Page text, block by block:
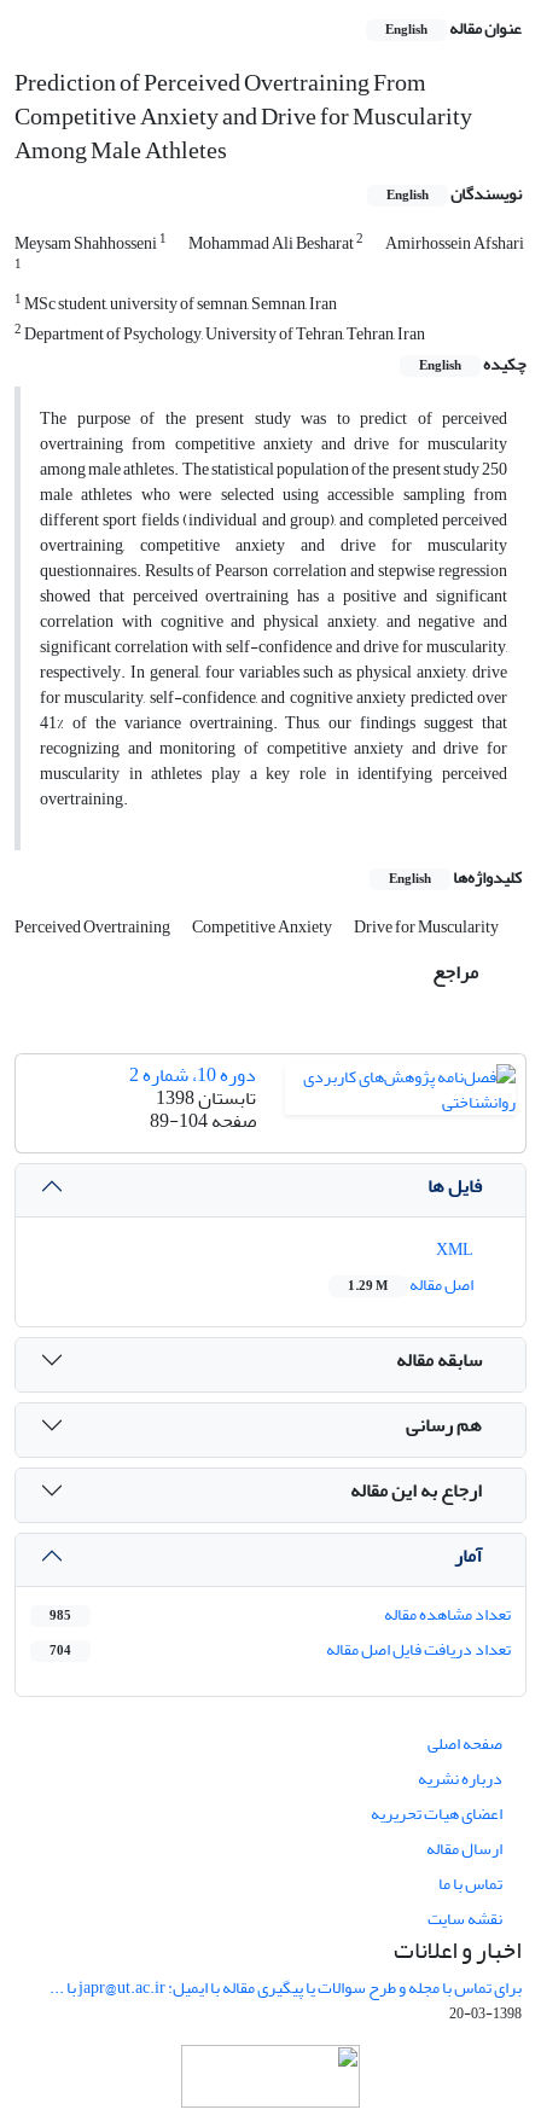
عنوان مقاله English
Prediction of Perceived Overtraining From
Competitive Anxiety and Drive for Muscularity
Among Male Athletes
نویسندگان English
Meysam Shahhosseni1 Mohammad Ali Besharat2 Amirhossein Afshari
1
1MSc student, university of semnan, Semnan, Iran
2Department of Psychology, University of Tehran, Tehran, Iran
چکیده
English
The purpose of the present study was to predict of perceived
overtraining from competitive anxiety and drive for muscularity
among male athletes. The statistical population of the present study 250
male athletes who were selected using accessible sampling from
different sport fields (individual and group), and completed perceived
overtraining, competitive anxiety and drive for muscularity
questionnaires. Results of Pearson correlation and stepwise regression
showed that perceived overtraining has a positive and significant
correlation with cognitive and physical anxiety, and negative and
significant correlation with self-confidence and drive for muscularity,
respectively. In general, four variables such as physical anxiety, drive
for muscularity, self-confidence, and cognitive anxiety predicted over
41% of the variance overtraining. Thus, our findings suggest that
recognizing and monitoring of competitive anxiety and drive for
muscularity in athletes play a key role in identifying perceived
overtraining.
کلیدواژه‌ها English
Perceived Overtraining Competitive Anxiety Drive for Muscularity
مراجع
دوره 10، شماره 2
تابستان 1398
صفحه89-104
فایل ها
اصل مقاله
1.29 M
سابقه مقاله
هم رسانی
ارجاع به این مقاله
آمار
تعداد مشاهده مقاله 985
تعداد دریافت فایل اصل مقاله 704
صفحه اصلی
درباره نشریه
اعضای هیات تحریریه
ارسال مقاله
تماس با ما
نقشه سایت
اخبار و اعلانات
برای تماس با مجله و طرح سوالات یا پیگیری مقاله با ایمیل: japr@ut.ac.ir با ...
1398-03-20